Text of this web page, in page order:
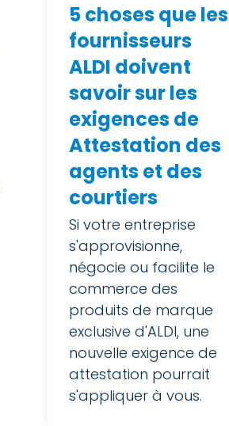
5 choses que les
fournisseurs
ALDI doivent
savoir sur les
exigences de
Attestation des
agents et des
courtiers
Si votre entreprise
s'approvisionne,
négocie ou facilite le
commerce des
produits de marque
exclusive d'ALDI, une
nouvelle exigence de
attestation pourrait
s'appliquer à vous.